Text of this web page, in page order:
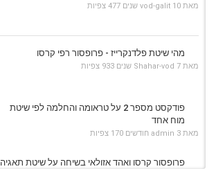
מאת vod-galit 10 שנים 477 צפיות
מהי שיטת פלדנקרייז - פרופסור רפי קרסו
מאת Shahar-vod 7 שנים 933 צפיות
פודקסט מספר 2 על טראומה והחלמה לפי שיטת
מוח אחד
מאת admin 3 חודשים 170 צפיות
פרופסור קרסו ואהד אזולאי בשיחה על שיטת תאגיה